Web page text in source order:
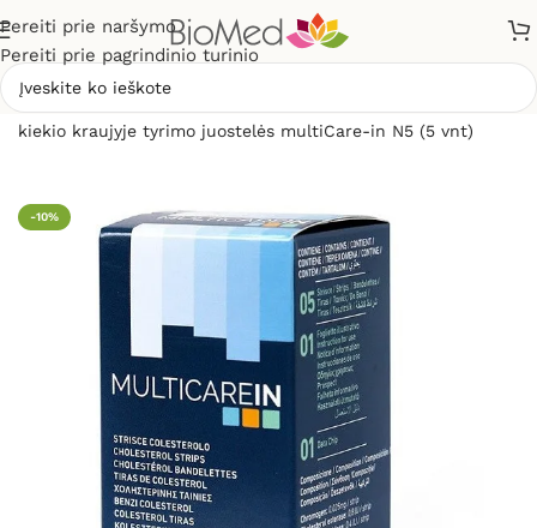
Pereiti prie naršymo
Pereiti prie pagrindinio turinio
kiekio kraujyje tyrimo juostelės multiCare-in N5 (5 vnt)
-10%